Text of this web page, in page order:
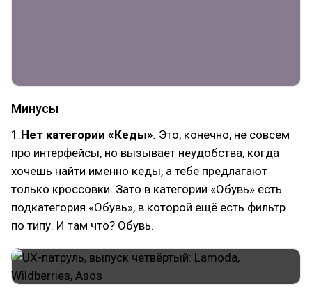
Минусы
1.Нет категории «Кеды». Это, конечно, не совсем
про интерфейсы, но вызывает неудобства, когда
хочешь найти именно кеды, а тебе предлагают
только кроссовки. Зато в категории «Обувь» есть
подкатегория «Обувь», в которой ещё есть фильтр
по типу. И там что? Обувь.